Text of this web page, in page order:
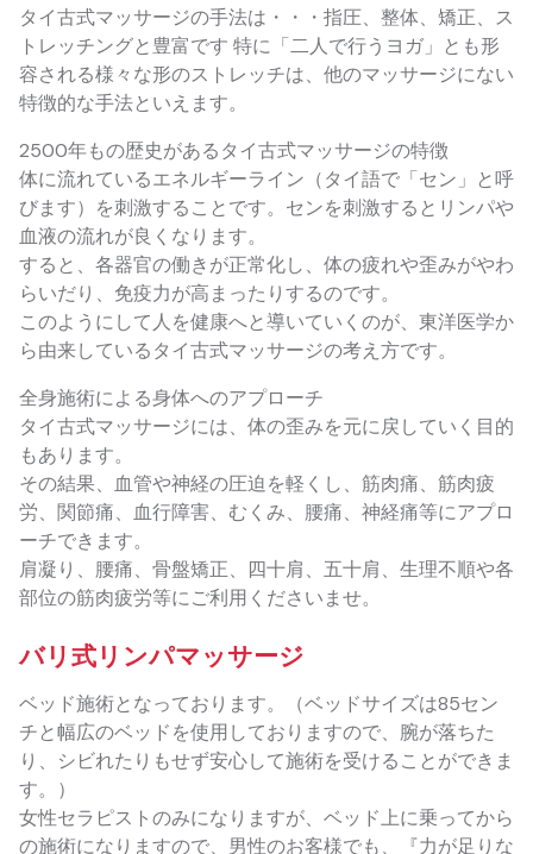
タイ古式マッサージの手法は・・・指圧、整体、矯正、ス
トレッチングと豊富です 特に「二人で行うヨガ」とも形
容される様々な形のストレッチは、他のマッサージにない
特徴的な手法といえます。
2500年もの歴史があるタイ古式マッサージの特徴
体に流れているエネルギーライン（タイ語で「セン」と呼
びます）を刺激することです。センを刺激するとリンパや
血液の流れが良くなります。
すると、各器官の働きが正常化し、体の疲れや歪みがやわ
らいだり、免疫力が高まったりするのです。
このようにして人を健康へと導いていくのが、東洋医学か
ら由来しているタイ古式マッサージの考え方です。
全身施術による身体へのアプローチ
タイ古式マッサージには、体の歪みを元に戻していく目的
もあります。
その結果、血管や神経の圧迫を軽くし、筋肉痛、筋肉疲
労、関節痛、血行障害、むくみ、腰痛、神経痛等にアプロ
ーチできます。
肩凝り、腰痛、骨盤矯正、四十肩、五十肩、生理不順や各
部位の筋肉疲労等にご利用くださいませ。
バリ式リンパマッサージ
ベッド施術となっております。（ベッドサイズは85セン
チと幅広のベッドを使用しておりますので、腕が落ちた
り、シビれたりもせず安心して施術を受けることができま
す。）
女性セラピストのみになりますが、ベッド上に乗ってから
の施術になりますので、男性のお客様でも、『力が足りな